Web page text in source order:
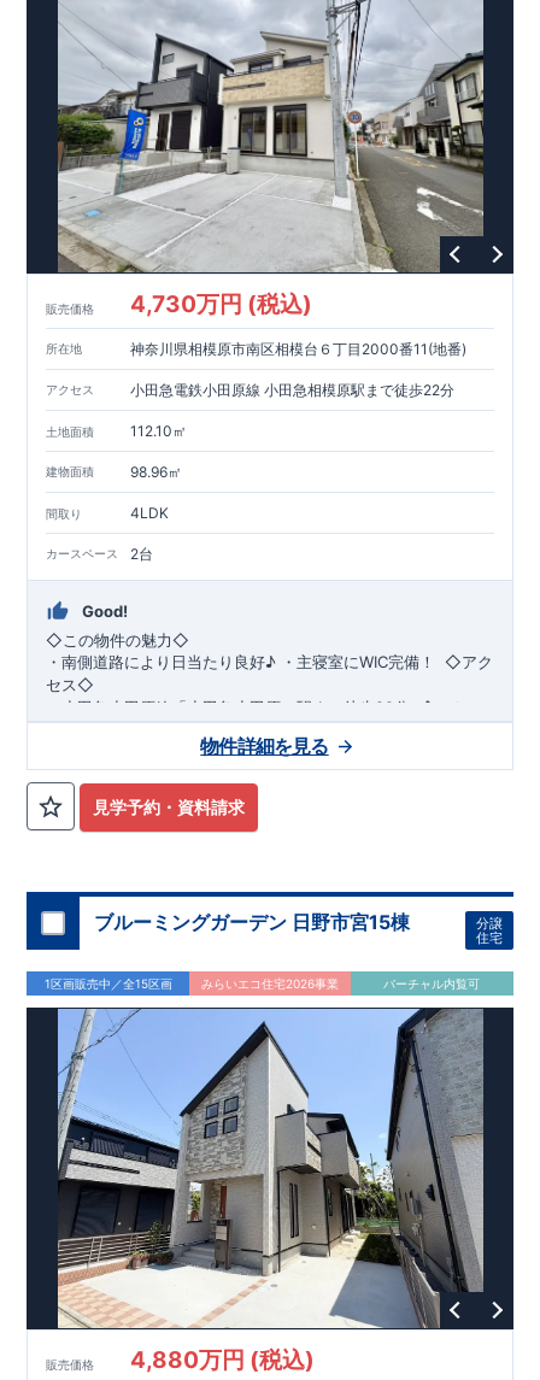
ります。
・設計、施工、営業が互いに協力しあい、最良のプラ
ンを提供いたします。 ・不要な中間マージンを抑えることで、
コストダウンに努めています。 【耐震等級3取得】
・東栄住宅
の建物は、国が定めた耐震等級で3を取得。建築基準法で定め
られた、｢数百年に一度発生する地震に対して、倒壊、崩壊しな
い。｣という基準から、さらに1.5倍の耐震力を達成していま
す。 【住宅性能評価ダブル取得】
・設計住宅性能評価：建物
設計段階で、国が認めた第三者機関が評価しています。 ・建設
住宅性能評価：評価を受けた図面通りに施工されているか、建
設までに、計4回のチェックが行われます。 図面や書類上だけ
でなく、現場の施工状況を検査した上で、品質を保証していま
す。 【長期優良住宅】 ・東栄住宅は国が定める全7つの技術基
準をクリアしています。長期優良住宅とは、｢良い家を作って、
きちんと手入れをして、長く大切に使う｣ことを目的とした認定
制度。住宅ローン減税、固定資産税などの税制優遇を受けられ
るだけでなく、中古市場でも、長期優良住宅が有利に働きま
す。 【充実のアフターサポート】
・東栄住宅では、お引渡し後最大10回の無料定期点検と、
間の品質保証を実施。お引渡しからが本当のお付き合いだと考
え、アフターサービスを外部の業者に委託せず、東栄住宅グル
ープ「東栄ホームサービス株式会社」にて責任をもって対応い
たします。
販売価格 4,730万円 (税込)
所在地 神奈川県相模原市南区相模台６丁目2000番11(地番)
アクセス 小田急電鉄小田原線 小田急相模原駅まで徒歩22分
土地面積 112.10㎡
建物面積 98.96㎡
間取り 4LDK
カースペース 2台
Good!
◇この物件の魅力◇
・南側道路により日当たり良好♪ ・ 主寝室にWIC完備！ ​ ​◇アク
セス◇
・小田急小田原線
「小田急小田原」駅まで徒歩22分
◇ロケー
・相模原市立若草小学校 徒歩11分 ・相模原市立若草
中学校 徒歩5分 ・sanwa相模台店
徒歩9分 ​・セブンイレブン相模原相模台店 徒歩4分
◇ブルーミングガーデンのこだわり◇
ります。
・設計、施工、営業が互いに協力しあい、最良のプランを提供
いたします。
・不要な中間マージンを抑えることで、コストダウンに努めて
います。
【耐震等級3取得】
・東栄住宅の建物は、国が定めた耐震等級で最高の3を取得。
建築基準法で定められた、｢数百年に一度発生する地震に対し
て、倒壊、崩壊しない。｣という基準から、さらに1.5倍の耐震
力を達成しています。
【住宅性能評価ダブル取得】
・設計住宅性能評価：建物設計段階で、国が認めた第三者機関
が評価しています。
・建設住宅性能評価：評価を受けた図面通りに施工されている
か、建設までに、計4回のチェックが行われます。
図面や書類上だけでなく、現場の施工状況を検査した上で、品
質を保証しています。
・長期優良住宅とは、｢良い家を作って、きちんと手入れをし
見学予約・資料請求
物件詳細を見る
ブルーミングガーデン 日野市宮15棟
分譲
住宅
1区画販売中／全15区画 みらいエコ住宅2026事業 バーチャル内覧可
販売価格 4,880万円 (税込)